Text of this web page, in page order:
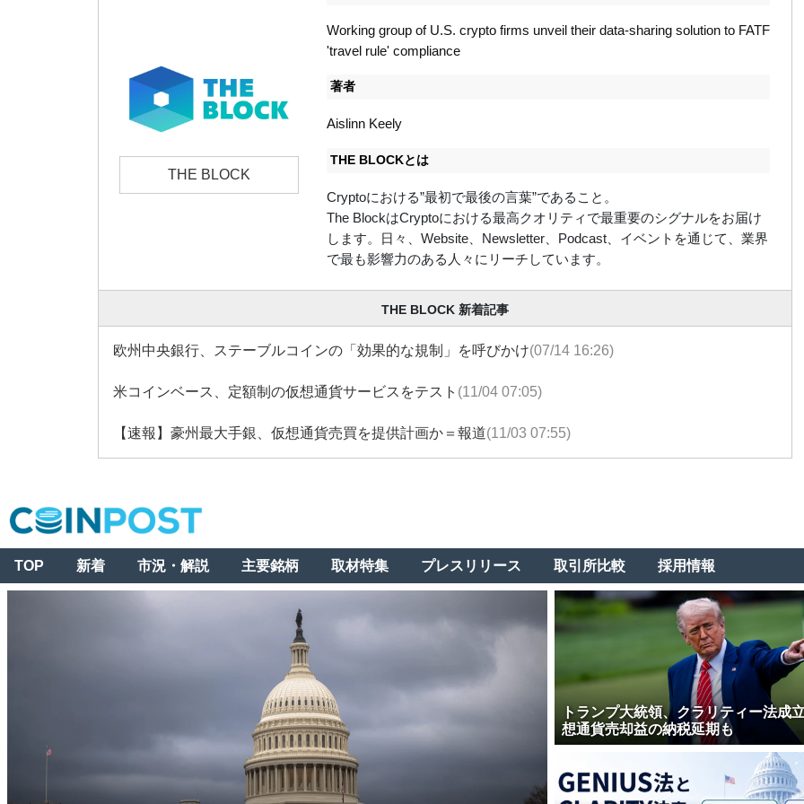
THE BLOCK
Working group of U.S. crypto firms unveil their data-sharing solution to FATF
'travel rule' compliance
著者
Aislinn Keely
THE BLOCKとは
Cryptoにおける”最初で最後の言葉”であること。
The BlockはCryptoにおける最高クオリティで最重要のシグナルをお届け
します。日々、Website、Newsletter、Podcast、イベントを通じて、業界
で最も影響力のある人々にリーチしています。
THE BLOCK 新着記事
欧州中央銀行、ステーブルコインの「効果的な規制」を呼びかけ(07/14 16:26)
米コインベース、定額制の仮想通貨サービスをテスト (11/04 07:05)
【速報】豪州最大手銀、仮想通貨売買を提供計画か＝報道(11/03 07:55)
TOP 新着 市況・解説 主要銘柄 取材特集 プレスリリース 取引所比較 採用情報
トランプ大統領、クラリティー法成
想通貨売却益の納税延期も